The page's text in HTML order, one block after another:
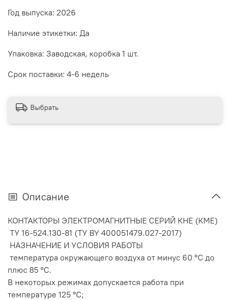
Год выпуска: 2026
Наличие этикетки: Да
Упаковка: Заводская, коробка 1 шт.
Срок поставки: 4-6 недель
Выбрать
Описание
КОНТАКТОРЫ ЭЛЕКТРОМАГНИТНЫЕ СЕРИЙ КНЕ (КМЕ)
ТУ 16-524.130-81 (ТУ BY 400051479.027-2017)
НАЗНАЧЕНИЕ И УСЛОВИЯ РАБОТЫ
температура окружающего воздуха от минус 60 ºС до
плюс 85 ºС.
В некоторых режимах допускается работа при
температуре 125 ºС;